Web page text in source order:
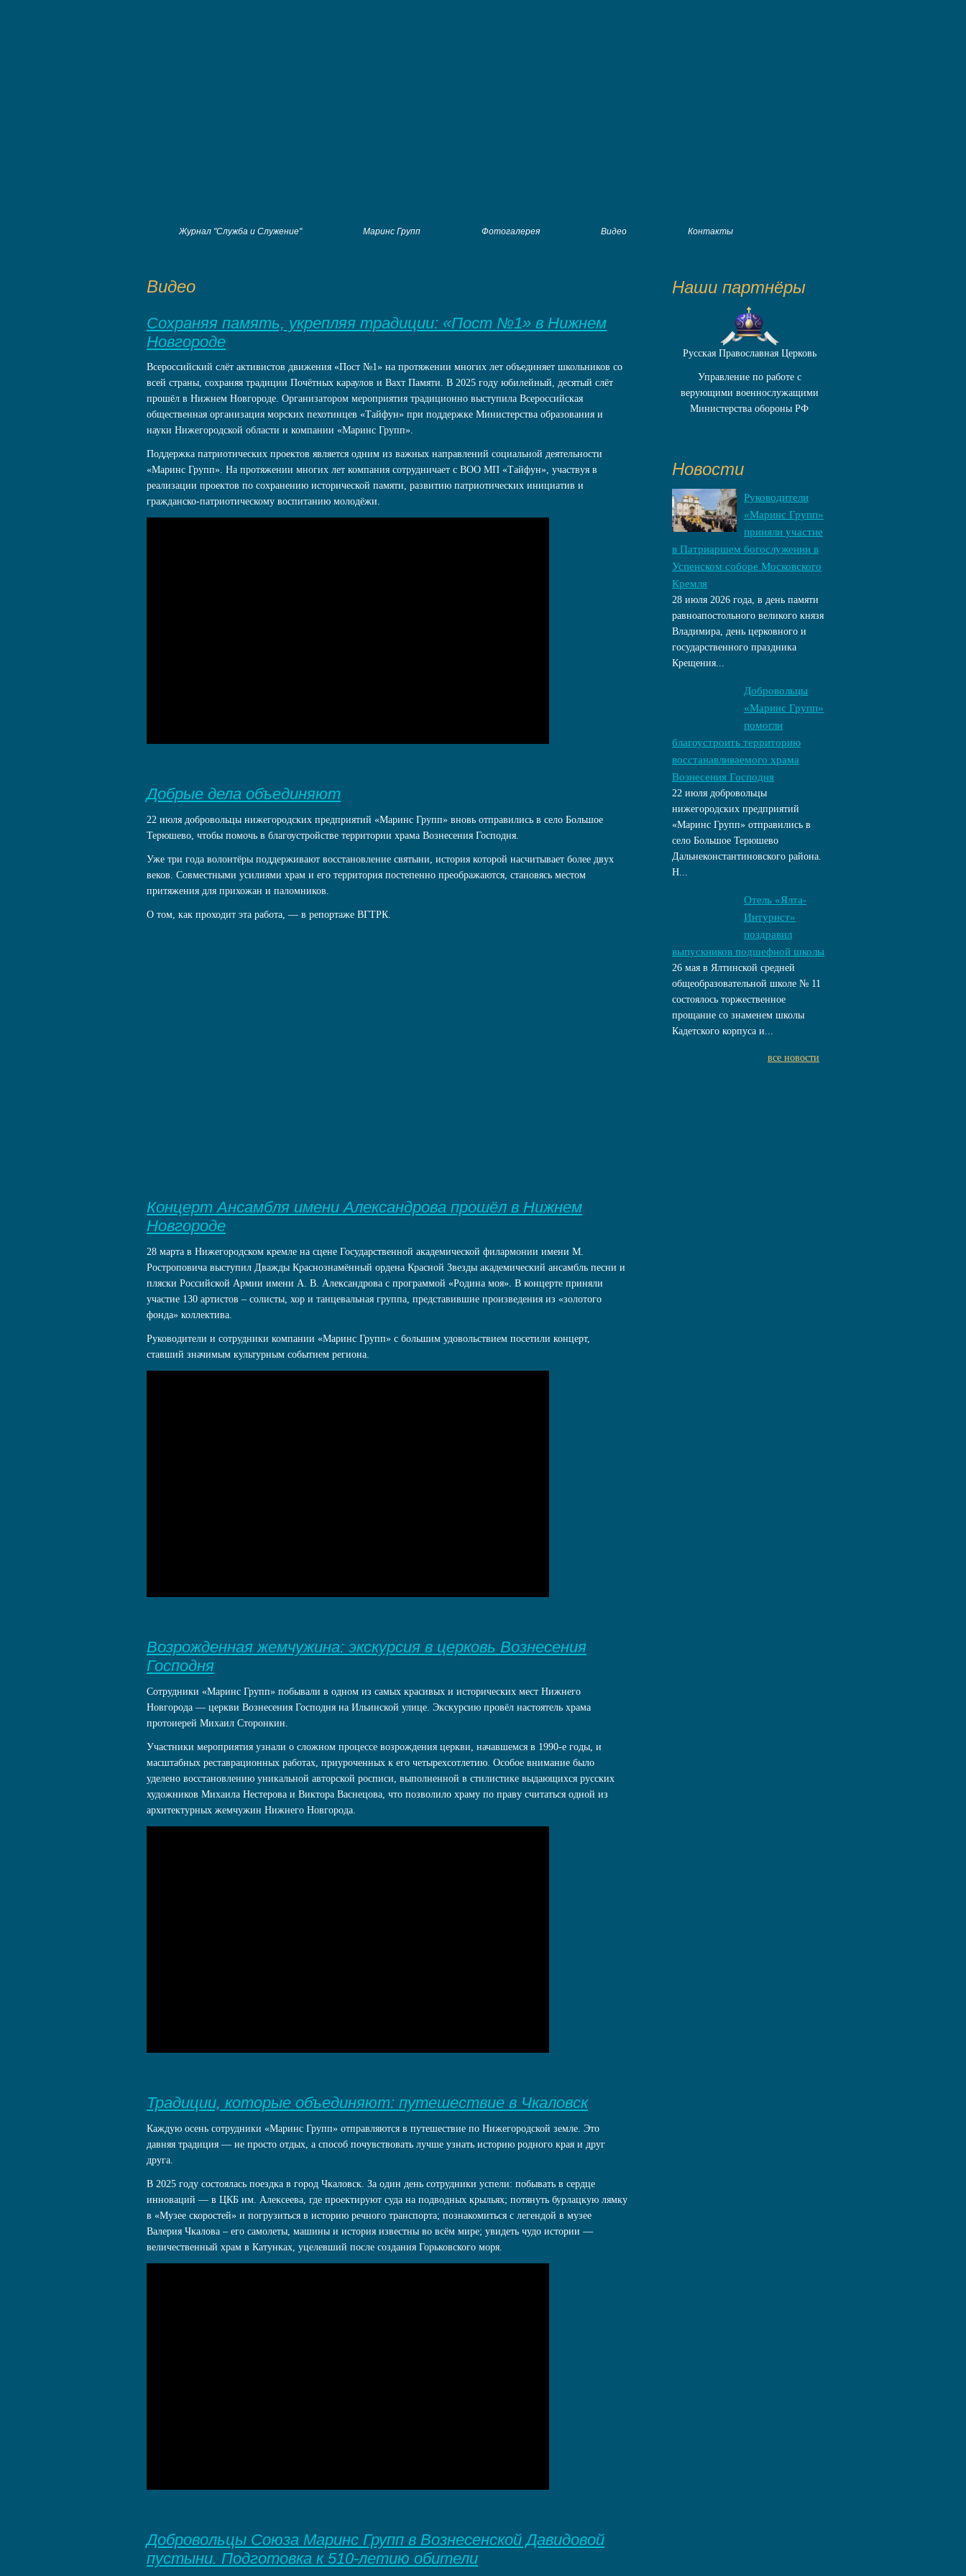
Журнал "Служба и Служение" Маринс Групп Фотогалерея Видео Контакты
Видео
Сохраняя память, укрепляя традиции: «Пост №1» в Нижнем
Новгороде
Всероссийский слёт активистов движения «Пост №1» на протяжении многих лет объединяет школьников со
всей страны, сохраняя традиции Почётных караулов и Вахт Памяти. В 2025 году юбилейный, десятый слёт
прошёл в Нижнем Новгороде. Организатором мероприятия традиционно выступила Всероссийская
общественная организация морских пехотинцев «Тайфун» при поддержке Министерства образования и
науки Нижегородской области и компании «Маринс Групп».
Поддержка патриотических проектов является одним из важных направлений социальной деятельности
«Маринс Групп». На протяжении многих лет компания сотрудничает с ВОО МП «Тайфун», участвуя в
реализации проектов по сохранению исторической памяти, развитию патриотических инициатив и
гражданско-патриотическому воспитанию молодёжи.
Добрые дела объединяют
22 июля добровольцы нижегородских предприятий «Маринс Групп» вновь отправились в село Большое
Терюшево, чтобы помочь в благоустройстве территории храма Вознесения Господня.
Уже три года волонтёры поддерживают восстановление святыни, история которой насчитывает более двух
веков. Совместными усилиями храм и его территория постепенно преображаются, становясь местом
притяжения для прихожан и паломников.
О том, как проходит эта работа, — в репортаже ВГТРК.
Концерт Ансамбля имени Александрова прошёл в Нижнем
Новгороде
28 марта в Нижегородском кремле на сцене Государственной академической филармонии имени М.
Ростроповича выступил Дважды Краснознамённый ордена Красной Звезды академический ансамбль песни и
пляски Российской Армии имени А. В. Александрова с программой «Родина моя». В концерте приняли
участие 130 артистов – солисты, хор и танцевальная группа, представившие произведения из «золотого
фонда» коллектива.
Руководители и сотрудники компании «Маринс Групп» с большим удовольствием посетили концерт,
ставший значимым культурным событием региона.
Возрожденная жемчужина: экскурсия в церковь Вознесения
Господня
Сотрудники «Маринс Групп» побывали в одном из самых красивых и исторических мест Нижнего
Новгорода — церкви Вознесения Господня на Ильинской улице. Экскурсию провёл настоятель храма
протоиерей Михаил Сторонкин.
Участники мероприятия узнали о сложном процессе возрождения церкви, начавшемся в 1990-е годы, и
масштабных реставрационных работах, приуроченных к его четырехсотлетию. Особое внимание было
уделено восстановлению уникальной авторской росписи, выполненной в стилистике выдающихся русских
художников Михаила Нестерова и Виктора Васнецова, что позволило храму по праву считаться одной из
архитектурных жемчужин Нижнего Новгорода.
Традиции, которые объединяют: путешествие в Чкаловск
Каждую осень сотрудники «Маринс Групп» отправляются в путешествие по Нижегородской земле. Это
давняя традиция — не просто отдых, а способ почувствовать лучше узнать историю родного края и друг
друга.
В 2025 году состоялась поездка в город Чкаловск. За один день сотрудники успели: побывать в сердце
инноваций — в ЦКБ им. Алексеева, где проектируют суда на подводных крыльях; потянуть бурлацкую лямку
в «Музее скоростей» и погрузиться в историю речного транспорта; познакомиться с легендой в музее
Валерия Чкалова – его самолеты, машины и история известны во всём мире; увидеть чудо истории —
величественный храм в Катунках, уцелевший после создания Горьковского моря.
Добровольцы Союза Маринс Групп в Вознесенской Давидовой
пустыни. Подготовка к 510-летию обители
Наши партнёры
Русская Православная Церковь
Управление по работе с
верующими военнослужащими
Министерства обороны РФ
Новости
Руководители
«Маринс Групп»
приняли участие
в Патриаршем богослужении в
Успенском соборе Московского
Кремля
28 июля 2026 года, в день памяти
равноапостольного великого князя
Владимира, день церковного и
государственного праздника
Крещения...
Добровольцы
«Маринс Групп»
помогли
благоустроить территорию
восстанавливаемого храма
Вознесения Господня
22 июля добровольцы
нижегородских предприятий
«Маринс Групп» отправились в
село Большое Терюшево
Дальнеконстантиновского района.
Н...
Отель «Ялта-
Интурист»
поздравил
выпускников подшефной школы
26 мая в Ялтинской средней
общеобразовательной школе № 11
состоялось торжественное
прощание со знаменем школы
Кадетского корпуса и...
все новости